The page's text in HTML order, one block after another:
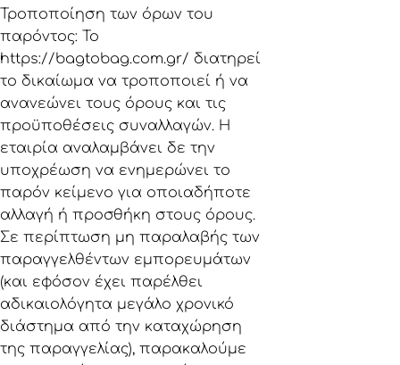
Τροποποίηση των όρων του
παρόντος: Το
https://bagtobag.com.gr/ διατηρεί
το δικαίωμα να τροποποιεί ή να
ανανεώνει τους όρους και τις
προϋποθέσεις συναλλαγών. H
εταιρία αναλαμβάνει δε την
υποχρέωση να ενημερώνει το
παρόν κείμενο για οποιαδήποτε
αλλαγή ή προσθήκη στους όρους.
Σε περίπτωση μη παραλαβής των
παραγγελθέντων εμπορευμάτων
(και εφόσον έχει παρέλθει
αδικαιολόγητα μεγάλο χρονικό
διάστημα από την καταχώρηση
της παραγγελίας), παρακαλούμε